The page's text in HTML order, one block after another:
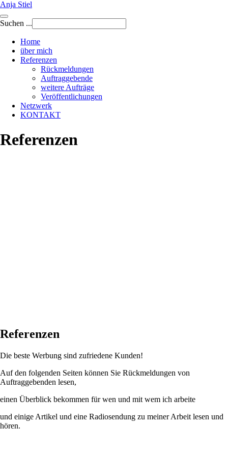
Anja Stiel
Suchen ...
Home
über mich
Referenzen
Rückmeldungen
Auftraggebende
weitere Aufträge
Veröffentlichungen
Netzwerk
KONTAKT
Referenzen
Referenzen
Die beste Werbung sind zufriedene Kunden!
Auf den folgenden Seiten können Sie Rückmeldungen von
Auftraggebenden lesen,
einen Überblick bekommen für wen und mit wem ich arbeite
und einige Artikel und eine Radiosendung zu meiner Arbeit lesen und
hören.